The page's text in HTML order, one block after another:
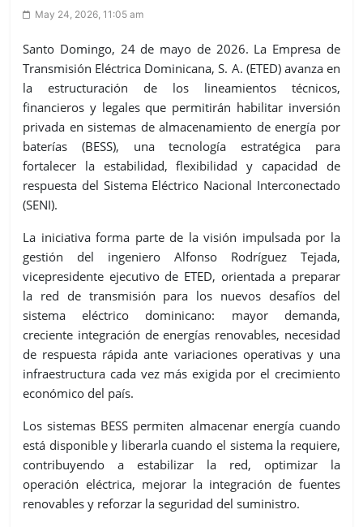
May 24, 2026, 11:05 am
Santo Domingo, 24 de mayo de 2026. La Empresa de
Transmisión Eléctrica Dominicana, S. A. (ETED) avanza en
la estructuración de los lineamientos técnicos,
financieros y legales que permitirán habilitar inversión
privada en sistemas de almacenamiento de energía por
baterías (BESS), una tecnología estratégica para
fortalecer la estabilidad, flexibilidad y capacidad de
respuesta del Sistema Eléctrico Nacional Interconectado
(SENI).
La iniciativa forma parte de la visión impulsada por la
gestión del ingeniero Alfonso Rodríguez Tejada,
vicepresidente ejecutivo de ETED, orientada a preparar
la red de transmisión para los nuevos desafíos del
sistema eléctrico dominicano: mayor demanda,
creciente integración de energías renovables, necesidad
de respuesta rápida ante variaciones operativas y una
infraestructura cada vez más exigida por el crecimiento
económico del país.
Los sistemas BESS permiten almacenar energía cuando
está disponible y liberarla cuando el sistema la requiere,
contribuyendo a estabilizar la red, optimizar la
operación eléctrica, mejorar la integración de fuentes
renovables y reforzar la seguridad del suministro.